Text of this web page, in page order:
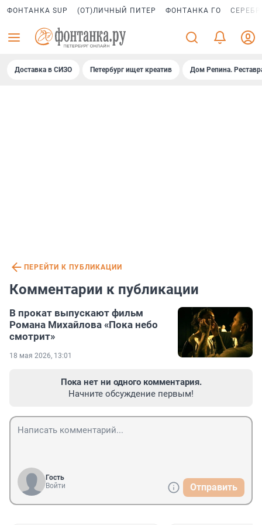
ФОНТАНКА SUP (ОТ)ЛИЧНЫЙ ПИТЕР ФОНТАНКА ГО
Доставка в СИЗО Петербург ищет креатив Дом Репина.
ПЕРЕЙТИ К ПУБЛИКАЦИИ
Комментарии к публикации
В прокат выпускают фильм
Романа Михайлова «Пока небо
смотрит»
18 мая 2026, 13:01
Пока нет ни одного комментария.
Начните обсуждение первым!
Гость
Войти
Отправить